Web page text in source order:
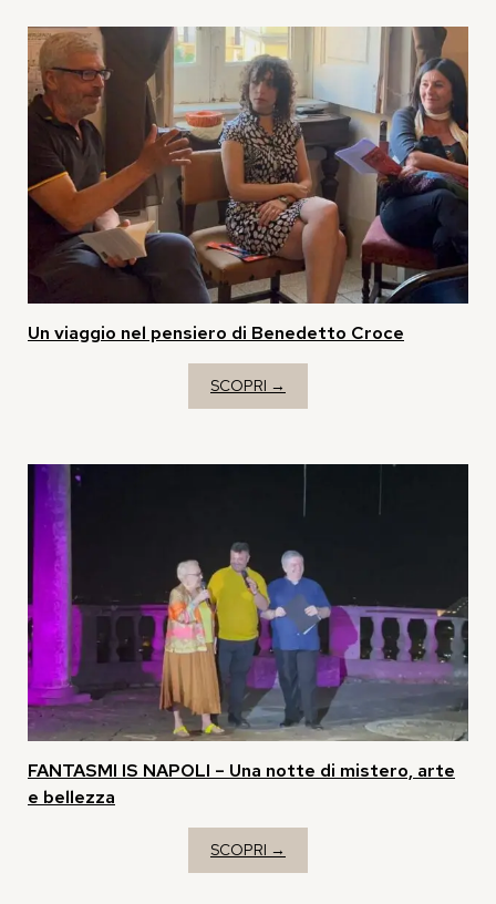
Un viaggio nel pensiero di Benedetto Croce
SCOPRI →
FANTASMI IS NAPOLI – Una notte di mistero, arte
e bellezza
SCOPRI →